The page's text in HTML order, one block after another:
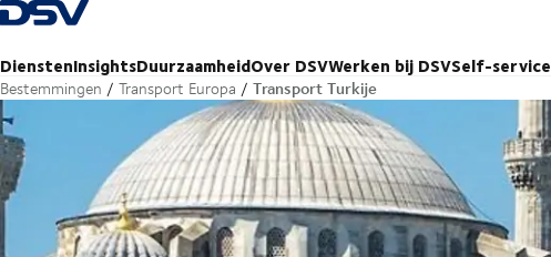
Terug naar startpagina
DienstenInsightsDuurzaamheidOver DSVWerken bij DSVSelf-service
Bestemmingen Transport Europa Transport Turkije